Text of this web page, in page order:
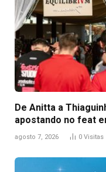
De Anitta a
apostando no feat
agosto 7, 2026 0 Visitas